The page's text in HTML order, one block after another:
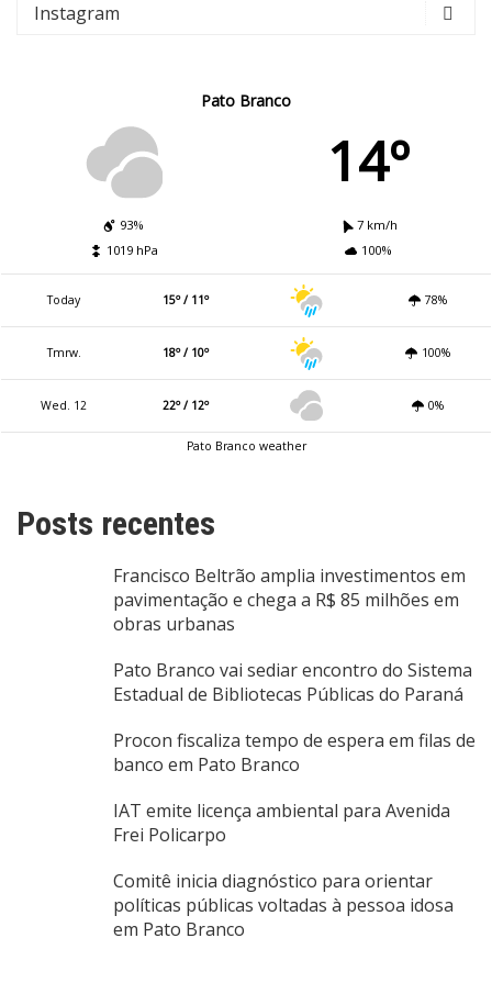
Instagram
Pato Branco
14º
93%
7 km/h
1019 hPa
100%
Today 15º / 11º 78%
Tmrw. 18º / 10º 100%
Wed. 12 22º / 12º 0%
Pato Branco weather
Posts recentes
Francisco Beltrão amplia investimentos em
pavimentação e chega a R$ 85 milhões em
obras urbanas
Pato Branco vai sediar encontro do Sistema
Estadual de Bibliotecas Públicas do Paraná
Procon fiscaliza tempo de espera em filas de
banco em Pato Branco
IAT emite licença ambiental para Avenida
Frei Policarpo
Comitê inicia diagnóstico para orientar
políticas públicas voltadas à pessoa idosa
em Pato Branco